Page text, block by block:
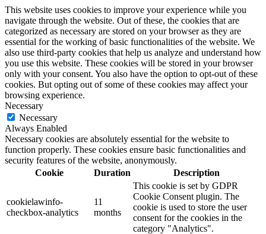
This website uses cookies to improve your experience while you
navigate through the website. Out of these, the cookies that are
categorized as necessary are stored on your browser as they are
essential for the working of basic functionalities of the website. We
also use third-party cookies that help us analyze and understand how
you use this website. These cookies will be stored in your browser
only with your consent. You also have the option to opt-out of these
cookies. But opting out of some of these cookies may affect your
browsing experience.
Necessary
Necessary
Always Enabled
Necessary cookies are absolutely essential for the website to
function properly. These cookies ensure basic functionalities and
security features of the website, anonymously.
Cookie
Duration Description
cookielawinfo-
checkbox-analytics
11
months
This cookie is set by GDPR
Cookie Consent plugin. The
cookie is used to store the user
consent for the cookies in the
category "Analytics".